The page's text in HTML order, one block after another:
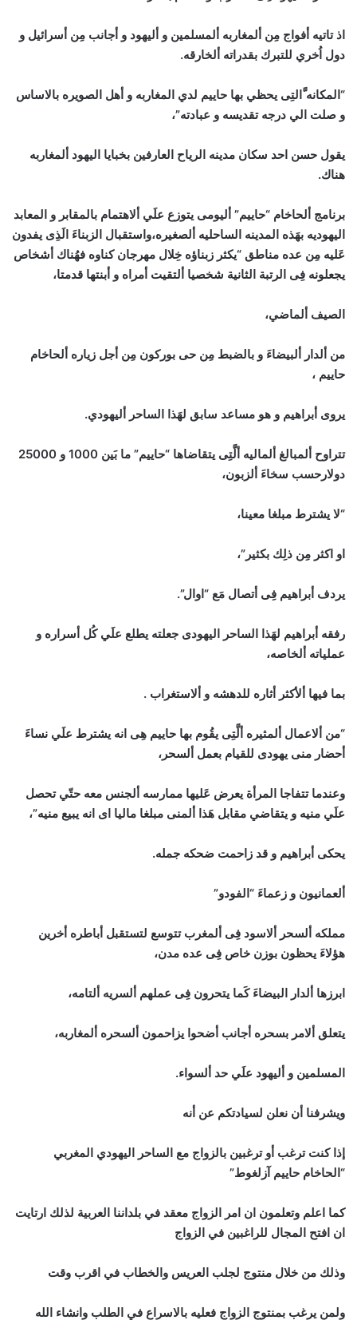
اذ تاتيه أفواج مِن ألمغاربه ألمسلمين و أليهود و أجانب مِن أسرائيل و
دول اُخري للتبرك بقدراته ألخارقه.
“المكانه َّالتِى يحظي بها حاييم لدي المغاربه و أهل الصويره بالاساس
و صلت الي درجه تقديسه و عبادته”،
يقول حسن احد سكان مدينه الرياح العارفين بخبايا اليهود ألمغاربه
هناك.
برنامج ألحاخام “حاييم” أليومى يتوزع علَي ألاهتمام بالمقابر و المعابد
اليهوديه بهَذه المدينه الساحليه ألصغيره،واستقبال الزبناءَ الَذِى يفدون
عَليه مِن عده مناطق “يكثر زبناؤه خِلال مهرجان كناوه فهُناك أشخاص
يجعلونه فِى الرتبة الثانية شخصيا ألتقيت أمراه و أبنتها قدمتا،
الصيف ألماضي،
من ألدار ألبيضاءَ و بالضبط مِن حى بوركون مِن أجل زياره ألحاخام
حاييم ،
يروى أبراهيم و هو مساعد سابق لهَذا الساحر أليهودي.
تتراوح ألمبالغ ألماليه ألَّتِى يتقاضاها “حاييم” ما بَين 1000 و 25000
دولارحسب سخاءَ ألزبون،
“لا يشترط مبلغا معينا،
او اكثر مِن ذلِك بكثير”،
يردف أبراهيم فِى أتصال مَع “اوال”.
رفقه أبراهيم لهَذا الساحر اليهودى جعلته يطلع علَي كُل أسراره و
عملياته ألخاصه،
بما فيها ألأكثر أثاره للدهشه و ألاستغراب .
“من ألاعمال ألمثيره ألَّتِى يقُوم بها حاييم هِى انه يشترط علَي نساءَ
أحضار منى يهودى للقيام بعمل ألسحر،
وعندما تتفاجا المرأة يعرض عَليها ممارسه ألجنس معه حتّي تحصل
علَي منيه و يتقاضي مقابل هَذا ألمنى مبلغا ماليا اى انه يبيع منيه”،
يحكى أبراهيم و قد زاحمت ضحكه جمله.
ألعمانيون و زعماءَ “الفودو”
مملكه ألسحر ألاسود فِى ألمغرب تتوسع لتستقبل أباطره أخرين
هؤلاءَ يحظون بوزن خاص فِى عده مدن،
ابرزها ألدار البيضاءَ كَما يتحرون فِى عملهم ألسريه ألتامه،
يتعلق ألامر بسحره أجانب أضحوا يزاحمون ألسحره ألمغاربه،
المسلمين و أليهود علَي حد ألسواء.
ويشرفنا أن نعلن لسيادتكم عن أنه
إذا كنت ترغب أو ترغبين بالزواج مع الساحر اليهودي المغربي
“الحاخام حاييم آزلغوط”
كما اعلم وتعلمون ان امر الزواج معقد في بلداننا العربية لذلك ارتايت
ان افتح المجال للراغبين في الزواج
وذلك من خلال منتوج لجلب العريس والخطاب في اقرب وقت
ولمن يرغب بمنتوج الزواج فعليه بالاسراع في الطلب وانشاء الله